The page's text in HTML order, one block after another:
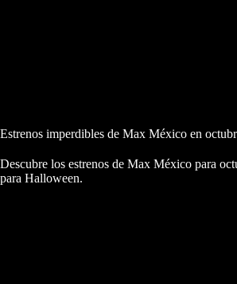
Estrenos imperdibles de Max México en
Descubre los estrenos de Max México para
para Halloween.